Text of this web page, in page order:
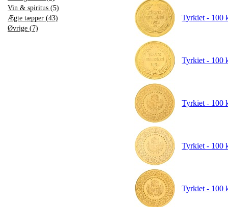
Vin & spiritus (5)
Ægte tæpper (43)
Øvrige (7)
Tyrkiet - 100
Tyrkiet - 100
Tyrkiet - 100
Tyrkiet - 100
Tyrkiet - 100